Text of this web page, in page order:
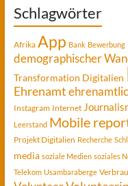
Schlagwörter
Afrika App Bank Bewerbung
demographischer
Transformation Digitalien
Ehrenamt
Instagram Internet
Leerstand Mobile
Projekt Digitalien Recherche
media soziale Medien soziales
Telekom Usambaraberge